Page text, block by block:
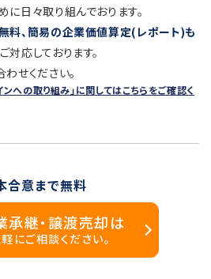
日々取り組んでおります。
料、簡易の企業価値算定(レポート)も
対応しております。
せください。
への取り組み」に関してはこちらをご確認く
合意まで無料
承継・譲渡売却は
にご相談ください。